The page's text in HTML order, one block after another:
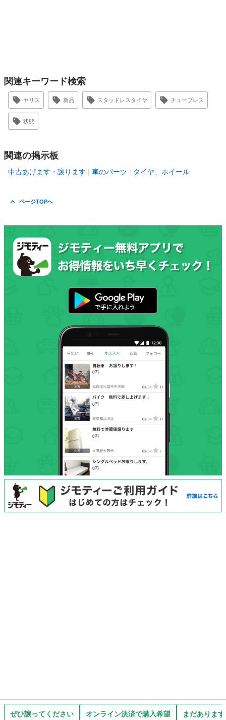
ぜひ譲ってください オンライン決済で購入希望 まだありま
関連キーワード検索
ヤリス 新品 スタッドレスタイヤ チューブレス
状態
関連の掲示板
中古あげます・譲ります 車のパーツ タイヤ、ホイール
ページTOPへ